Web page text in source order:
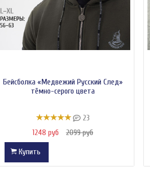
Бейсболка «Медвежий Русский След»
тёмно-серого цвета
23
1248 руб
2099 руб
Купить